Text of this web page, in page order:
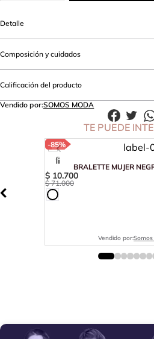
Detalle
Composición y cuidados
Calificación del producto
Vendido por:SOMOS MODA
TE PUEDE
-85%
BRALETTE MUJER
$ 10.700
$ 71.000
Vendido por: